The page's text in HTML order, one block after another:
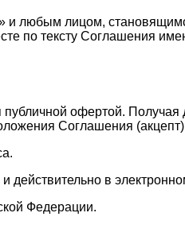
любым лицом,
по тексту Соглашения
офертой.
Соглашения
действительно в
Федерации.